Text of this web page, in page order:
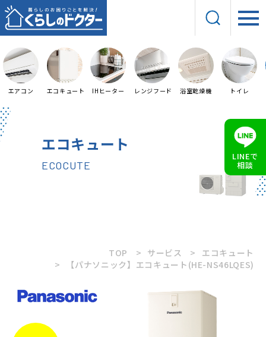
エアコン エコキュート IHヒーター レンジフード 浴室乾燥機 トイレ
エコキュート
ECOCUTE
TOP サービス
エコキュート
【パナソニック】エコキュート(HE-NS46LQES)
LINEで
相談